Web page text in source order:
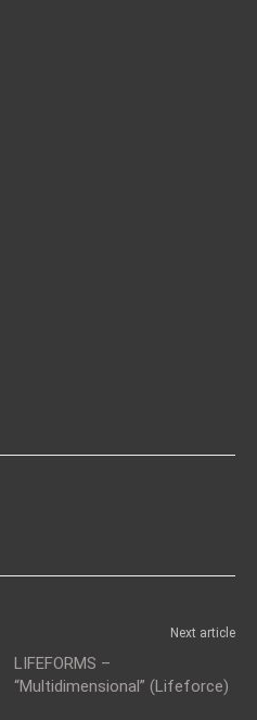
Next article
LIFEFORMS –
“Multidimensional” (Lifeforce)